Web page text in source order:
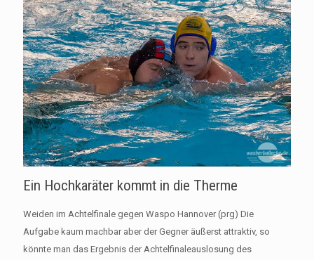
Ein Hochkaräter kommt in die Therme
Weiden im Achtelfinale gegen Waspo Hannover (prg) Die
Aufgabe kaum machbar aber der Gegner äußerst attraktiv, so
könnte man das Ergebnis der Achtelfinaleauslosung des